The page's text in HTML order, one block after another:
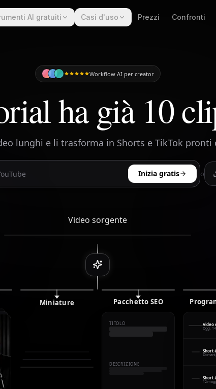
AI gratuiti Casi d'uso Prezzi Confronti
Workflow AI per creator
ha già 10
lunghi e li trasforma in Shorts e TikTok
Inizia gratis o
Video sorgente
Miniature Pacchetto SEO
TITOLO
DESCRIZIONE
Video
Oggi,
Short
Short
12